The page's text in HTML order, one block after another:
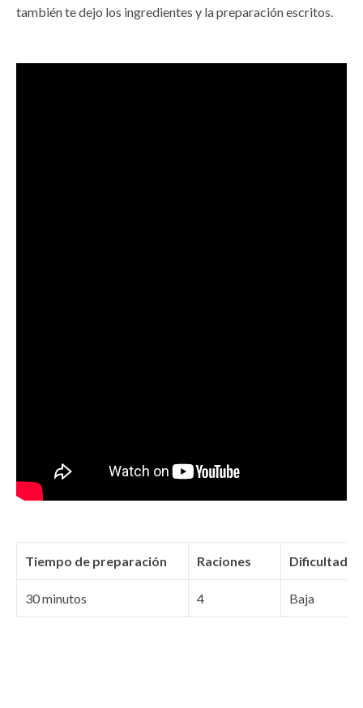
también te dejo los ingredientes y la preparación escritos.
Tiempo de preparación Raciones Dificultad
30 minutos 4 Baja